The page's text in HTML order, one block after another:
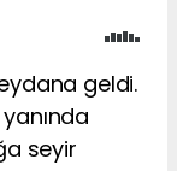
geldi.
seyir